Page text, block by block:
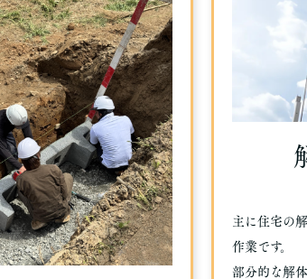
主に住宅の
作業です。
部分的な解